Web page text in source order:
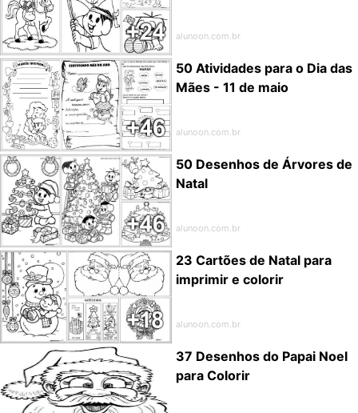
alunoon.com.br
50 Atividades para o Dia das
Mães - 11 de maio
alunoon.com.br
50 Desenhos de Árvores de
Natal
alunoon.com.br
23 Cartões de Natal para
imprimir e colorir
alunoon.com.br
37 Desenhos do Papai Noel
para Colorir